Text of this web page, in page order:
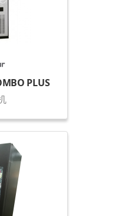
PLUS